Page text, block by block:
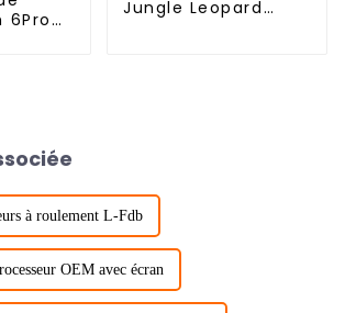
6Pro
Jungle Leopard
à roulement L-Fdb
OEM avec écran